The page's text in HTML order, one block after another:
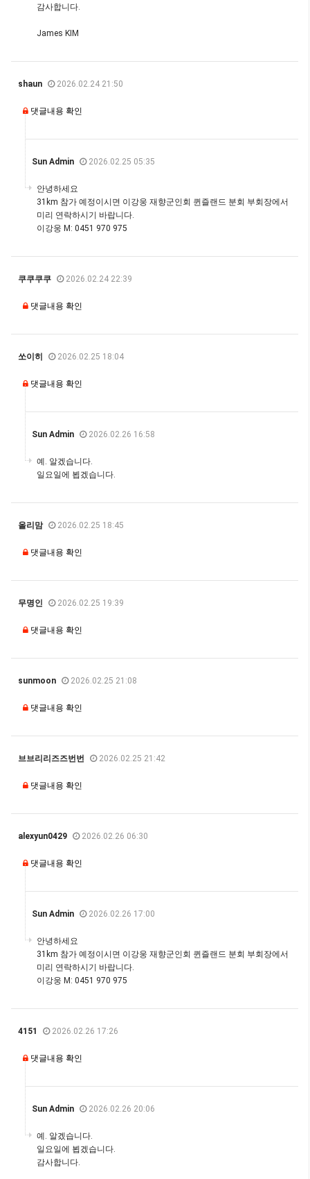
감사합니다.
James KIM
shaun 2026.02.24 21:50
댓글내용 확인
Sun Admin 2026.02.25 05:35
안녕하세요
31km 참가 예정이시면 이강웅 재향군인회 퀸즐랜드 분회 부회장에서
미리 연락하시기 바랍니다.
이강웅 M: 0451 970 975
쿠쿠쿠쿠 2026.02.24 22:39
댓글내용 확인
쏘이히 2026.02.25 18:04
댓글내용 확인
Sun Admin 2026.02.26 16:58
예. 알겠습니다.
일요일에 뵙겠습니다.
올리맘 2026.02.25 18:45
댓글내용 확인
무명인 2026.02.25 19:39
댓글내용 확인
sunmoon 2026.02.25 21:08
댓글내용 확인
브브리리즈즈번번 2026.02.25 21:42
댓글내용 확인
alexyun0429 2026.02.26 06:30
댓글내용 확인
Sun Admin 2026.02.26 17:00
안녕하세요
31km 참가 예정이시면 이강웅 재향군인회 퀸즐랜드 분회 부회장에서
미리 연락하시기 바랍니다.
이강웅 M: 0451 970 975
4151 2026.02.26 17:26
댓글내용 확인
Sun Admin 2026.02.26 20:06
예. 알겠습니다.
일요일에 뵙겠습니다.
감사합니다.